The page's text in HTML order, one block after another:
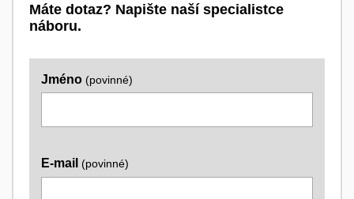
Máte dotaz? Napište naší specialistce
náboru.
Jméno (povinné)
E-mail (povinné)